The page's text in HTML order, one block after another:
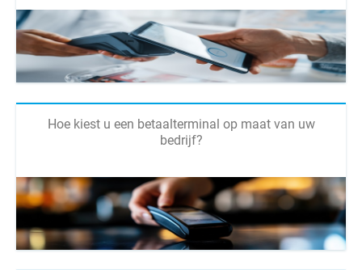
Hoe kiest u een betaalterminal op maat van uw
bedrijf?